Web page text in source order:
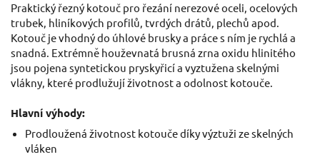
Praktický řezný kotouč pro řezání nerezové oceli, ocelových
trubek, hliníkových profilů, tvrdých drátů, plechů apod.
Kotouč je vhodný do úhlové brusky a práce s ním je rychlá a
snadná. Extrémně houževnatá brusná zrna oxidu hlinitého
jsou pojena syntetickou pryskyřicí a vyztužena skelnými
vlákny, které prodlužují životnost a odolnost kotouče.
Hlavní výhody:
Prodloužená životnost kotouče díky výztuži ze skelných
vláken